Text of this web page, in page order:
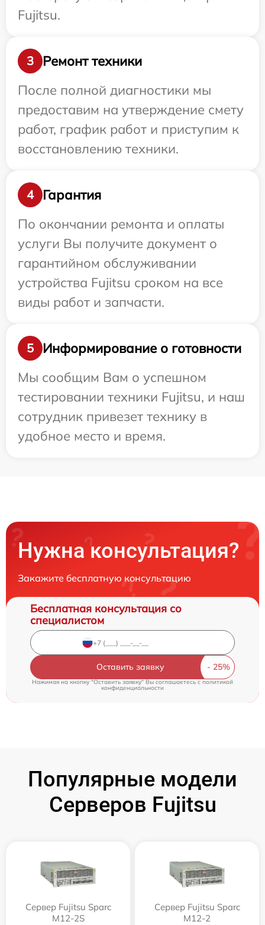
Fujitsu.
3
Ремонт техники
После полной диагностики мы
предоставим на утверждение смету
работ, график работ и приступим к
восстановлению техники.
4
Гарантия
По окончании ремонта и оплаты
услуги Вы получите документ о
гарантийном обслуживании
устройства Fujitsu сроком на все
виды работ и запчасти.
5
Информирование о готовности
Мы сообщим Вам о успешном
тестировании техники Fujitsu, и наш
сотрудник привезет технику в
удобное место и время.
Нужна консультация?
Закажите бесплатную консультацию
Бесплатная консультация со
специалистом
Оставить заявку
Нажимая на кнопку "Оставить заявку" Вы соглашаетесь c политикой
конфиденциальности
Популярные модели
Серверов Fujitsu
Сервер Fujitsu Sparc
M12-2S
Сервер Fujitsu Sparc
M12-2